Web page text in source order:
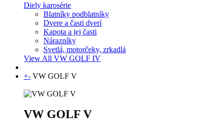
Diely karosérie
Blatníky podblatníky
Dvere a časti dverí
Kapota a jej časti
Nárazníky
Svetlá, motorčeky, zrkadlá
View All VW GOLF IV
+- VW GOLF V
VW GOLF V